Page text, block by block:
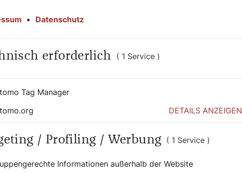
• Datenschutz
erforderlich ( 1 Service )
Tag Manager
DETAILS ANZEIGEN
/ Profiling / Werbung ( 1 Service )
Informationen außerhalb der Website